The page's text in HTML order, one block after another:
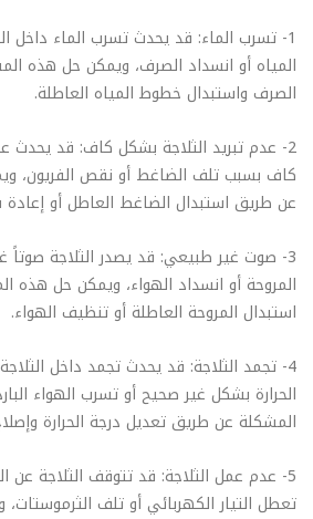
1- تسرب الماء: قد يحدث تسرب الماء داخل
المياه أو انسداد الصرف، ويمكن حل هذه
الصرف واستبدال خطوط المياه العاطلة.
2- عدم تبريد الثلاجة بشكل كاف: قد يحدث
كاف بسبب تلف الضاغط أو نقص الفريون،
عن طريق استبدال الضاغط العاطل أو إعادة
3- صوت غير طبيعي: قد يصدر الثلاجة
المروحة أو انسداد الهواء، ويمكن حل
استبدال المروحة العاطلة أو تنظيف الهواء.
4- تجمد الثلاجة: قد يحدث تجمد داخل
الحرارة بشكل غير صحيح أو تسرب الهواء
المشكلة عن طريق تعديل درجة الحرارة
5- عدم عمل الثلاجة: قد تتوقف الثلاجة
تعطل التيار الكهربائي أو تلف